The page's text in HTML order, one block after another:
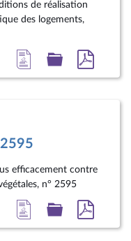
de réalisation
des logements,
Accéder
à
document
Accéder
au au
efficacement contre
n° 2595
Accéder
à
Accéder
au au